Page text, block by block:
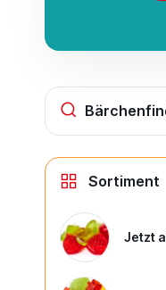
Sortiment
Jetzt